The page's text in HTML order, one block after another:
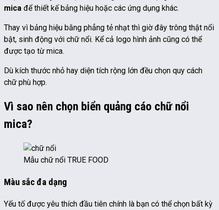
mica để thiết kế bảng hiệu hoặc các ứng dụng khác.
Thay vì bảng hiệu bằng phẳng tẻ nhạt thì giờ đây trông thật nổi
bật, sinh động với chữ nổi. Kể cả logo hình ảnh cũng có thể
được tạo từ mica.
Dù kích thước nhỏ hay diện tích rộng lớn đều chọn quy cách
chữ phù hợp.
Vì sao nên chọn biển quảng cáo chữ nổi
mica?
Mẫu chữ nổi TRUE FOOD
Màu sắc đa dạng
Yếu tố được yêu thích đầu tiên chính là bạn có thể chọn bất kỳ